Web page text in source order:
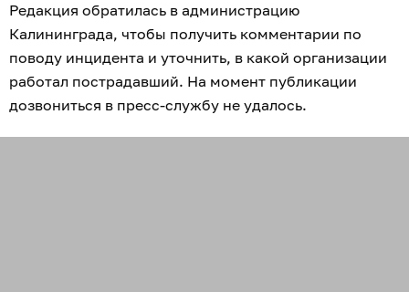
Редакция обратилась в администрацию
Калининграда, чтобы получить комментарии по
поводу инцидента и уточнить, в какой организации
работал пострадавший. На момент публикации
дозвониться в пресс-службу не удалось.